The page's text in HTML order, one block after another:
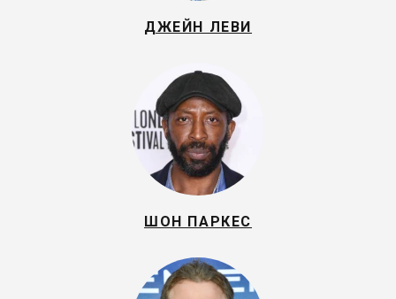
ДЖЕЙН ЛЕВИ
ШОН ПАРКЕС